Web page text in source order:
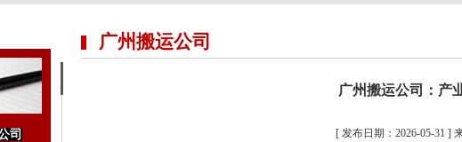
司
广州搬运公司
广州搬运公司：产
[ 发布日期：2026-05-31 ]